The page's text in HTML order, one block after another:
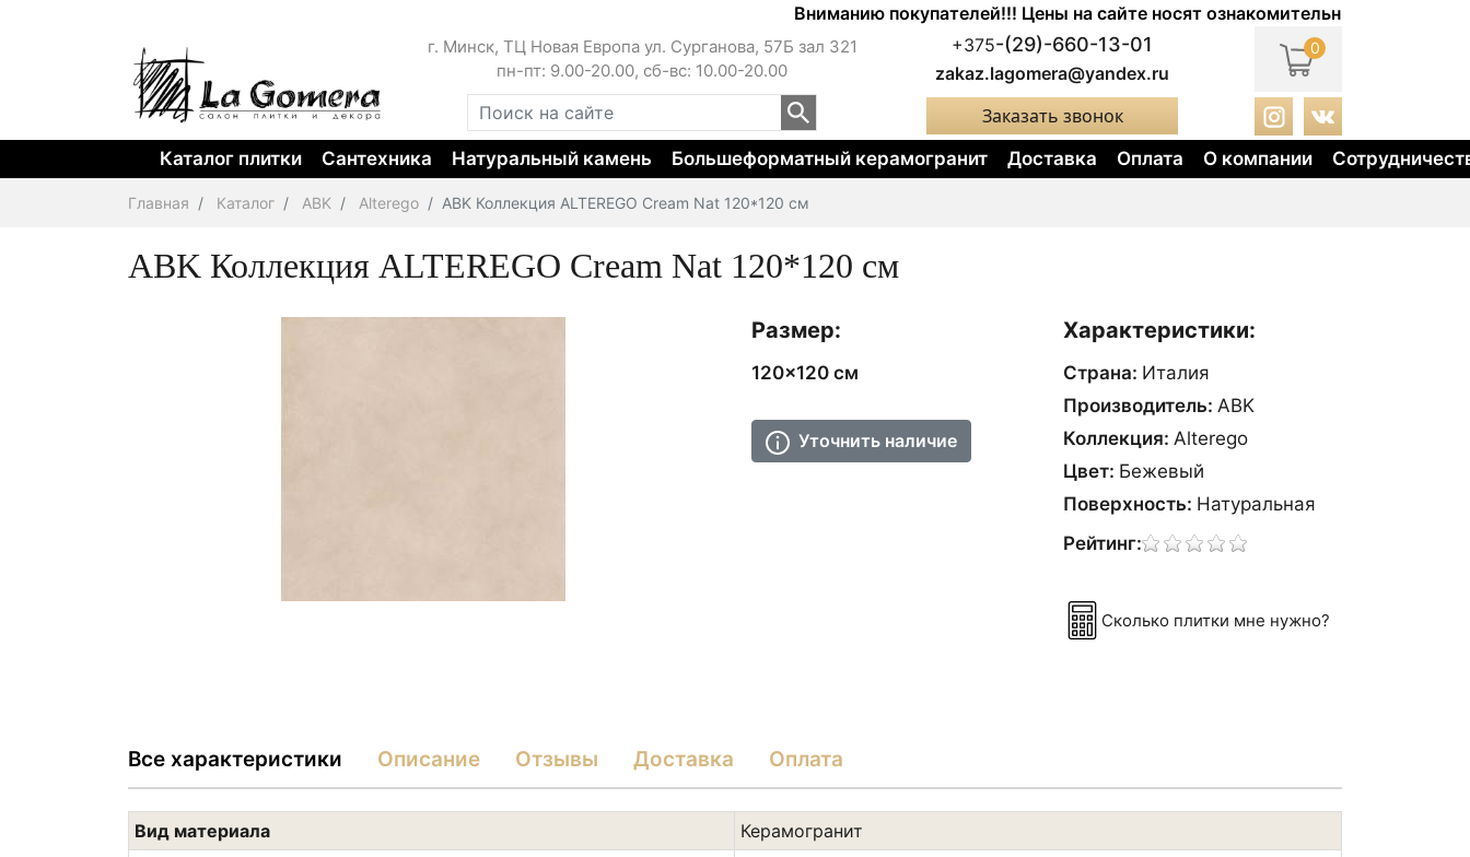
Вниманию покупателей!!! Цены на сайте носят ознакомительный характер.
г. Минск, ТЦ Новая Европа ул. Сурганова, 57Б зал 321
пн-пт: 9.00-20.00, сб-вс: 10.00-20.00
+375-(29)-660-13-01
zakaz.lagomera@yandex.ru
Заказать звонок
0
Каталог плитки Сантехника Натуральный камень Большеформатный керамогранит Доставка Оплата О компании
Главная Каталог ABK Alterego ABK Коллекция ALTEREGO Cream Nat 120*120 см
ABK Коллекция ALTEREGO Cream Nat 120*120 см
Размер:
120x120 см
Уточнить наличие
Характеристики:
Страна: Италия
Производитель: ABK
Коллекция: Alterego
Цвет: Бежевый
Поверхность: Натуральная
Рейтинг:
Сколько плитки мне нужно?
Все характеристики Описание Отзывы Доставка Оплата
Вид материала
Керамогранит